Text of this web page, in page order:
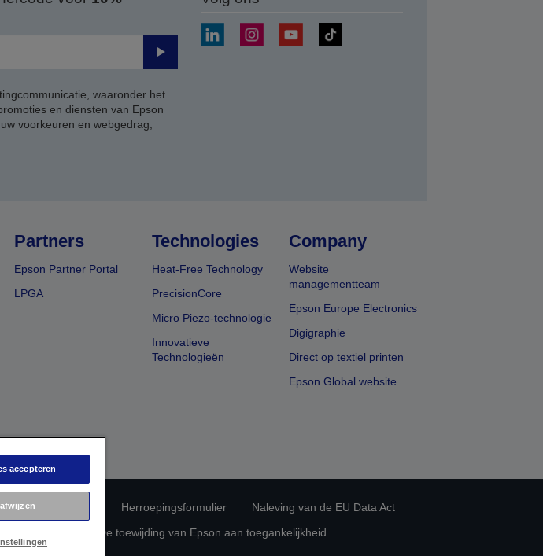
Verzenden
waaronder het
en diensten van Epson
voorkeuren en webgedrag,
Partners
Epson Partner Portal
LPGA
Technologies
Heat-Free Technology
PrecisionCore
Micro Piezo-technologie
Innovatieve
Technologieën
Company
Website
managementteam
Epson Europe Electronics
Digigraphie
Direct op textiel printen
Epson Global website
van Epson Herroepingsformulier
Naleving van de EU Data Act
De toewijding van Epson aan toegankelijkheid
accepteren